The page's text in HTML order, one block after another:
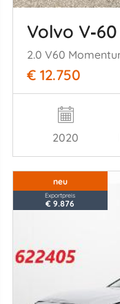
Volvo V‑60
€ 12.750
2020
neu
Exportpreis
€ 9.876